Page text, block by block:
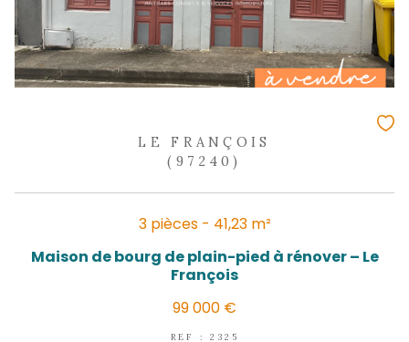
LE FRANÇOIS
(97240)